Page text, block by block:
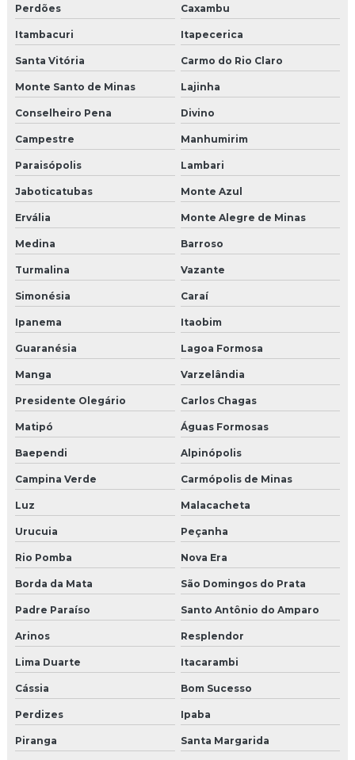
Perdões Caxambu
Itambacuri Itapecerica
Santa Vitória Carmo do Rio Claro
Monte Santo de Minas Lajinha
Conselheiro Pena Divino
Campestre Manhumirim
Paraisópolis Lambari
Jaboticatubas Monte Azul
Ervália Monte Alegre de Minas
Medina Barroso
Turmalina Vazante
Simonésia Caraí
Ipanema Itaobim
Guaranésia Lagoa Formosa
Manga Varzelândia
Presidente Olegário Carlos Chagas
Matipó Águas Formosas
Baependi Alpinópolis
Campina Verde Carmópolis de Minas
Luz Malacacheta
Urucuia Peçanha
Rio Pomba Nova Era
Borda da Mata São Domingos do Prata
Padre Paraíso Santo Antônio do Amparo
Arinos Resplendor
Lima Duarte Itacarambi
Cássia Bom Sucesso
Perdizes Ipaba
Piranga Santa Margarida